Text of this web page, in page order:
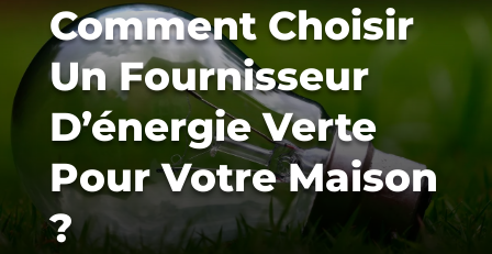
Comment Choisir
Un Fournisseur
D’énergie Verte
Pour Votre Maison
?